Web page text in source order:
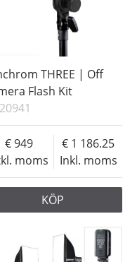
THREE | Off
Flash Kit
moms
949
Inkl. moms
1 186.25
KÖP